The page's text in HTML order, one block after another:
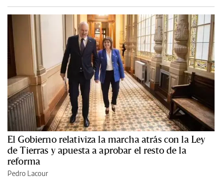
El Gobierno relativiza la marcha atrás con la Ley
de Tierras y apuesta a aprobar el resto de la
reforma
Pedro Lacour